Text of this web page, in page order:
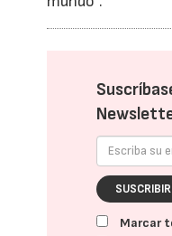
Marcar